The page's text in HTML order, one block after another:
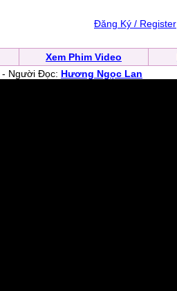
Đăng Ký / Register
Xem Phim Video
- Người Đọc: Hương Ngọc Lan